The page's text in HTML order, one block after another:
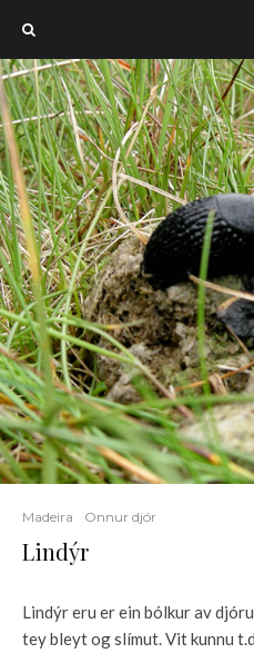
Madeira Onnur djór
Lindýr
Lindýr eru er ein bólkur av
tey bleyt og slímut. Vit kunnu